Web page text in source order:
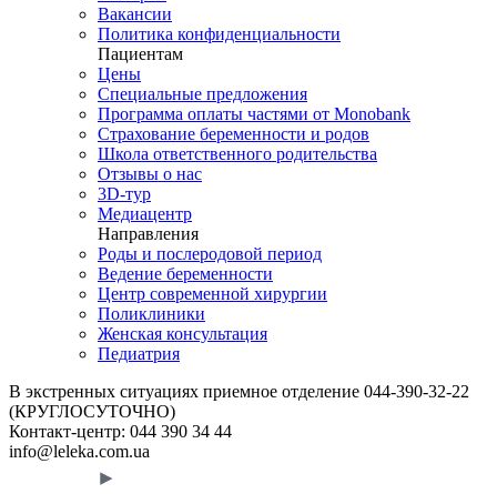
Вакансии
Политика конфиденциальности
Пациентам
Цены
Специальные предложения
Программа оплаты частями от Monobank
Страхование беременности и родов
Школа ответственного родительства
Отзывы о нас
3D-тур
Медиацентр
Направления
Роды и послеродовой период
Ведение беременности
Центр современной хирургии
Поликлиники
Женская консультация
Педиатрия
В экстренных ситуациях приемное отделение 044-390-32-22
(КРУГЛОСУТОЧНО)
Контакт-центр: 044 390 34 44
info@leleka.com.ua